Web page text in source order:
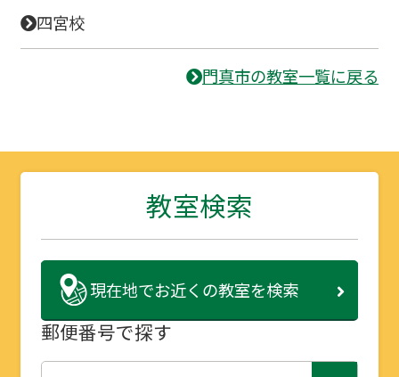
四宮校
門真市の教室一覧に戻る
教室検索
現在地でお近くの教室を検索
郵便番号で探す